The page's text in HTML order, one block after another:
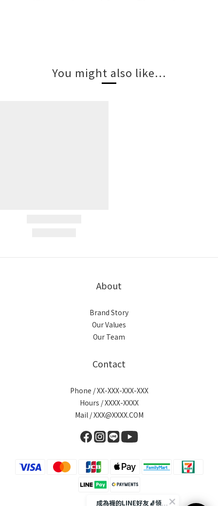
You might also like...
About
Brand Story
Our Values
Our Team
Contact
Phone / XX-XXX-XXX-XXX
Hours / XXXX-XXXX
Mail / XXX@XXXX.COM
成為襪的LINE好友🧦領取$50折扣碼